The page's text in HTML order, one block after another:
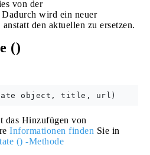
von der
Dadurch wird ein neuer
den aktuellen zu ersetzen.
()
das Hinzufügen von
Informationen finden Sie in
() -Methode